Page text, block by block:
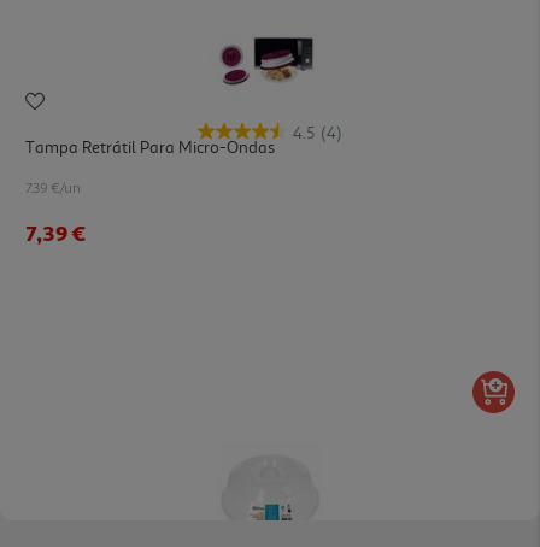
4.5 (4)
Tampa Retrátil Para Micro-Ondas
7.39 €/un
7,39 €